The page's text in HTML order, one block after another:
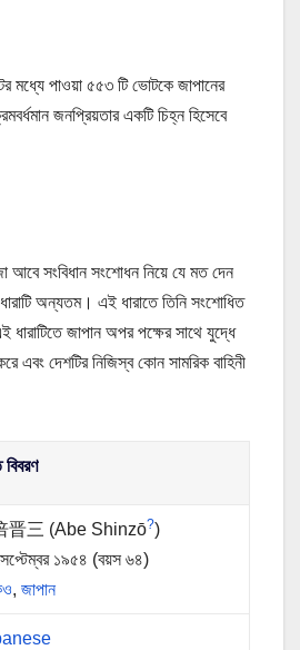
মধ্যে পাওয়া ৫৫৩ টি ভোটকে জাপানের
জনপ্রিয়তার একটি চিহ্ন হিসেবে
আবে সংবিধান সংশোধন নিয়ে যে মত দেন
অন্যতম। এই ধারাতে তিনি সংশোধিত
ধারাটিতে জাপান অপর পক্ষের সাথে যুদ্ধে
এবং দেশটির নিজিস্ব কোন সামরিক বাহিনী
晋三 (Abe Shinzō?)
১৯৫৪ (বয়স ৬৪)
,জাপান